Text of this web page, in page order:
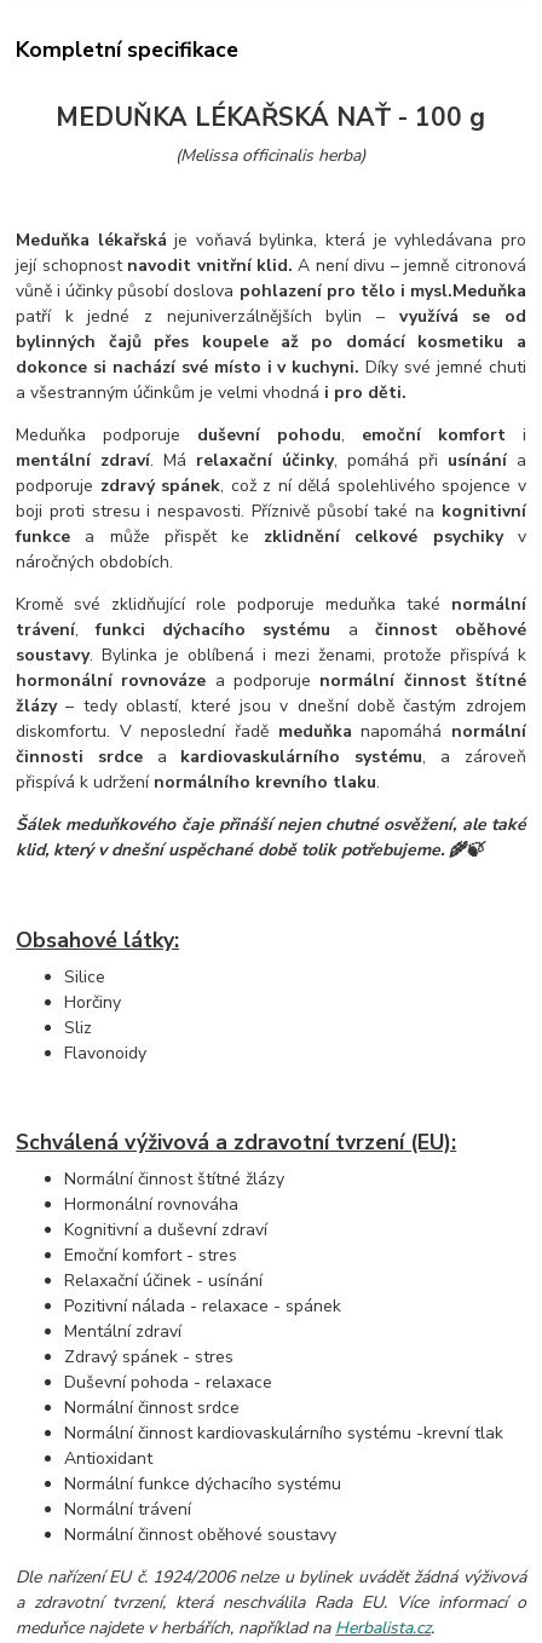
Kompletní specifikace
MEDUŇKA LÉKAŘSKÁ NAŤ - 100 g
(Melissa officinalis herba)
Meduňka lékařská je voňavá bylinka, která je vyhledávana pro
její schopnost navodit vnitřní klid. A není divu – jemně citronová
vůně i účinky působí doslova pohlazení pro tělo i mysl.Meduňka
patří k jedné z nejuniverzálnějších bylin – využívá se od
bylinných čajů přes koupele až po domácí kosmetiku a
dokonce si nachází své místo i v kuchyni. Díky své jemné chuti
a všestranným účinkům je velmi vhodná i pro děti.
Meduňka podporuje duševní pohodu, emoční komforti
mentální zdraví. Má relaxační účinky, pomáhá při usínánía
podporuje zdravý spánek, což z ní dělá spolehlivého spojence v
boji proti stresu i nespavosti. Příznivě působí také na kognitivní
funkce a může přispět ke zklidnění celkové psychikyv
náročných obdobích.
Kromě své zklidňující role podporuje meduňka také normální
trávení,funkci dýchacího systému a činnost oběhové
soustavy. Bylinka je oblíbená i mezi ženami, protože přispívá k
hormonální rovnováze a podporuje normální činnost štítné
žlázy– tedy oblastí, které jsou v dnešní době častým zdrojem
diskomfortu. V neposlední řadě meduňka napomáhá normální
činnosti srdcea kardiovaskulárního systému, a zároveň
přispívá k udržení normálního krevního tlaku.
Šálek meduňkového čaje přináší nejen chutné osvěžení, ale také
klid, který v dnešní uspěchané době tolik potřebujeme. 🌾🍃
Obsahové látky:
Silice
Horčiny
Sliz
Flavonoidy
Schválená výživová a zdravotní tvrzení (EU):
Normální činnost štítné žlázy
Hormonální rovnováha
Kognitivní a duševní zdraví
Emoční komfort - stres
Relaxační účinek - usínání
Pozitivní nálada - relaxace - spánek
Mentální zdraví
Zdravý spánek - stres
Duševní pohoda - relaxace
Normální činnost srdce
Normální činnost kardiovaskulárního systému -krevní tlak
Antioxidant
Normální funkce dýchacího systému
Normální trávení
Normální činnost oběhové soustavy
Dle nařízení EU č. 1924/2006 nelze u bylinek uvádět žádná výživová
a zdravotní tvrzení, která neschválila Rada EU. Více informací o
meduňce najdete v herbářích, například na Herbalista.cz.